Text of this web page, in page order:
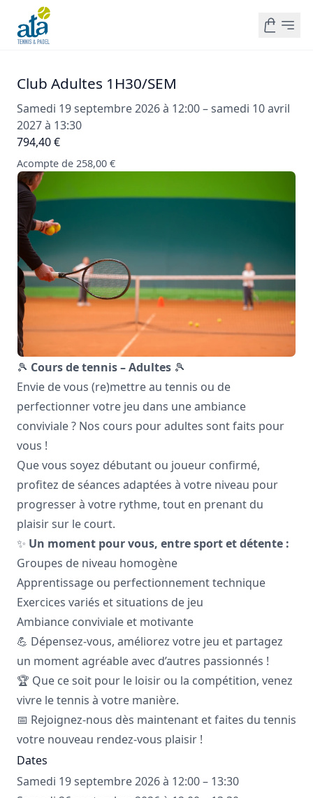
Club Adultes 1H30/SEM
Samedi 19 septembre 2026 à 12:00 – samedi 10 avril
2027 à 13:30
794,40 €
Acompte de 258,00 €
🎾 Cours de tennis – Adultes 🎾
Envie de vous (re)mettre au tennis ou de
perfectionner votre jeu dans une ambiance
conviviale ? Nos cours pour adultes sont faits pour
vous !
Que vous soyez débutant ou joueur confirmé,
profitez de séances adaptées à votre niveau pour
progresser à votre rythme, tout en prenant du
plaisir sur le court.
✨ Un moment pour vous, entre sport et détente :
Groupes de niveau homogène
Apprentissage ou perfectionnement technique
Exercices variés et situations de jeu
Ambiance conviviale et motivante
💪 Dépensez-vous, améliorez votre jeu et partagez
un moment agréable avec d’autres passionnés !
🏆 Que ce soit pour le loisir ou la compétition, venez
vivre le tennis à votre manière.
📅 Rejoignez-nous dès maintenant et faites du tennis
votre nouveau rendez-vous plaisir !
Dates
Samedi 19 septembre 2026 à 12:00 – 13:30